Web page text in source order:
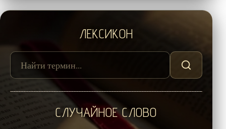
ЛЕКСИКОН
СЛУЧАЙНОЕ СЛОВО